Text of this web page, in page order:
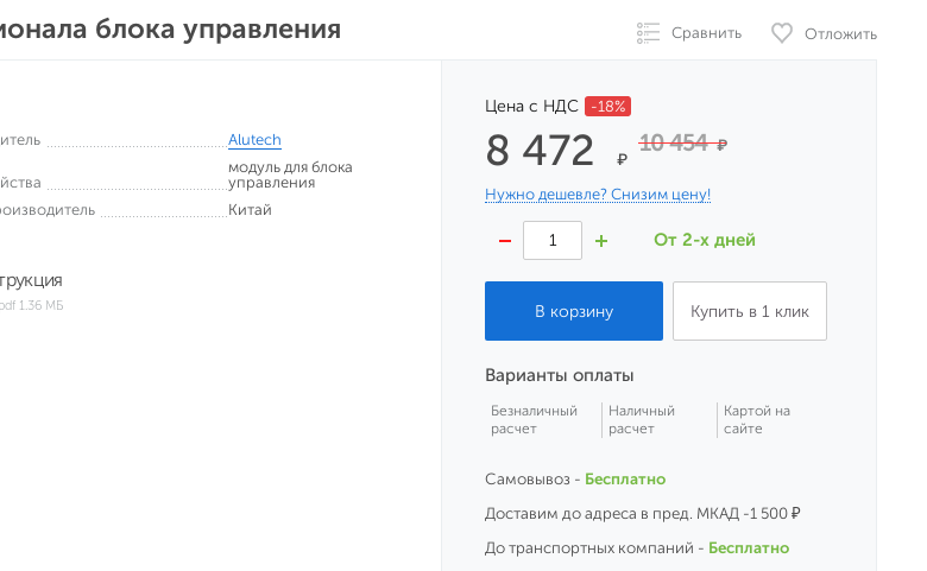
блока управления Сравнить Отложить
Alutech
модуль для блока
управления
Китай
1.36 МБ
Цена с НДС -18%
8 472 ₽
10 454₽
Нужно дешевле? Снизим цену!
От 2-х дней
Купить в 1 клик
Варианты оплаты
Безналичный
расчет
Наличный
расчет
Картой на
сайте
Самовывоз - Бесплатно
Доставим до адреса в пред. МКАД -1 500 ₽
До транспортных компаний - Бесплатно